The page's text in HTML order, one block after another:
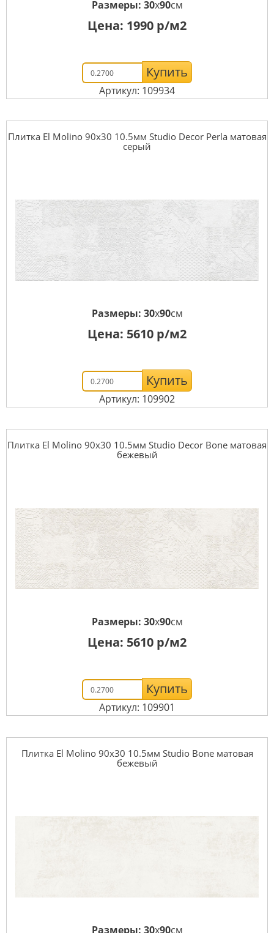
Размеры: 30x90см
Цена: 1990 р/м2
Купить
Артикул: 109934
Плитка El Molino 90x30 10.5мм Studio Decor Perla матовая
серый
Размеры: 30x90см
Цена: 5610 р/м2
Купить
Артикул: 109902
Плитка El Molino 90x30 10.5мм Studio Decor Bone матовая
бежевый
Размеры: 30x90см
Цена: 5610 р/м2
Купить
Артикул: 109901
Плитка El Molino 90x30 10.5мм Studio Bone матовая
бежевый
Размеры: 30x90см